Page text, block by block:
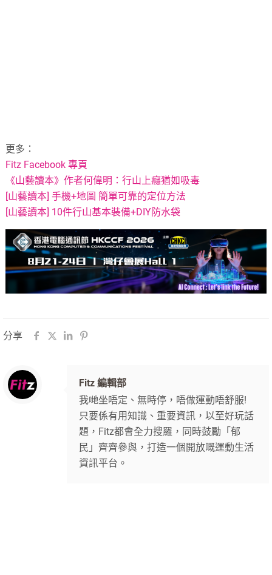
更多：
Fitz Facebook 專頁
《山藝讀本》作者何偉明：行山上癮猶如吸毒
[山藝讀本] 手機+地圖 簡單可靠的定位方法
[山藝讀本] 10件行山基本裝備+DIY防水袋
分享
Fitz 編輯部
我哋坐唔定、無時停，唔做運動唔舒服!
只要係有用知識、重要資訊，以至好玩話
題，Fitz都會全力搜羅，同時鼓勵「郁
民」齊齊參與，打造一個開放嘅運動生活
資訊平台。